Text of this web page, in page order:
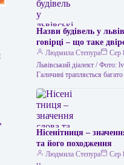
Назви будівель у
говірці – що таке
креденс, кнайпа
Людмила Степура
Сер
Львівський діалект / Фото:
Галичині трапляється
навіть досвідченого
не дивно,…
Нісенітниця –
та його походження
Людмила Степура
Сер